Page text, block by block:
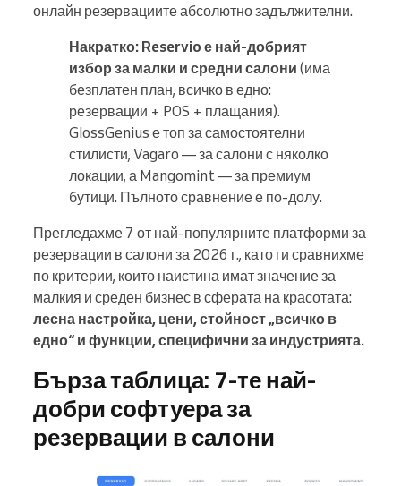
онлайн резервациите абсолютно задължителни.
Накратко: Reservio е най-добрият
избор за малки и средни салони (има
безплатен план, всичко в едно:
резервации + POS + плащания).
GlossGenius е топ за самостоятелни
стилисти, Vagaro — за салони с няколко
локации, а Mangomint — за премиум
бутици. Пълното сравнение е по-долу.
Прегледахме 7 от най-популярните платформи за
резервации в салони за 2026 г., като ги сравнихме
по критерии, които наистина имат значение за
малкия и среден бизнес в сферата на красотата:
лесна настройка, цени, стойност „всичко в
едно“ и функции, специфични за индустрията.
Бърза таблица: 7-те най-
добри софтуера за
резервации в салони